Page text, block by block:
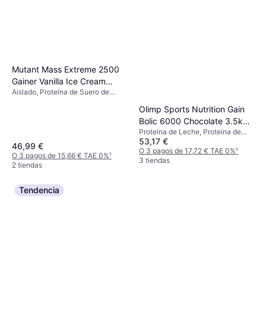
Mutant Mass Extreme 2500
Gainer Vanilla Ice Cream
5.45kg
Aislado, Proteína de Suero de
46,99 €
O 3 pagos de 15,66 € TAE 0%¹
2 tiendas
Olimp Sports Nutrition Gain
Bolic 6000 Chocolate 3.5kg
1 pcs
Proteína de Leche, Proteína de
Suero de Leche, Proteína de
Huevo, Vitamina D, Vitamina E,
Vitamina C, Vitamina A, Vitamina
53,17 €
O 3 pagos de 17,72 € TAE 0%¹
3 tiendas
Tendencia